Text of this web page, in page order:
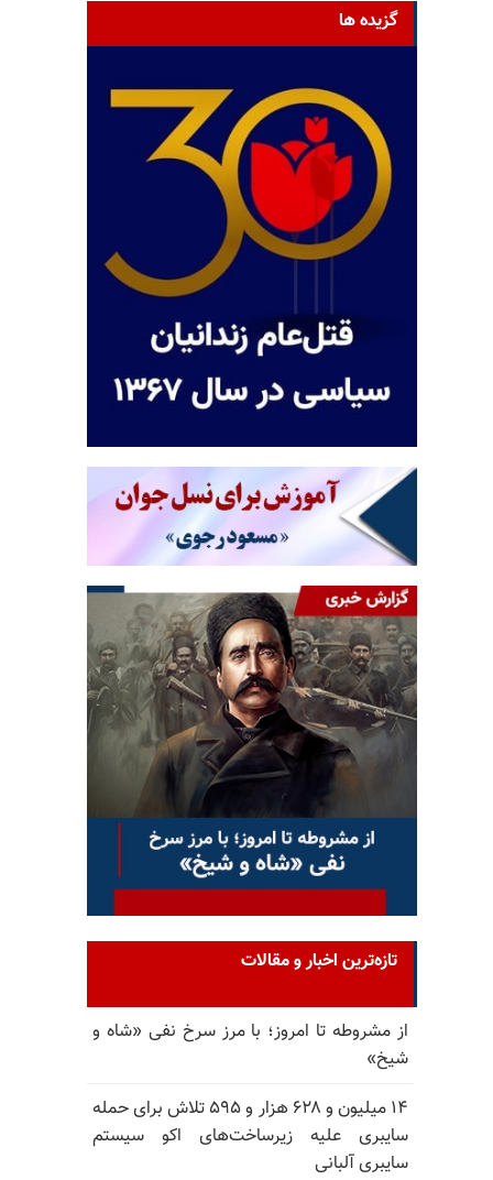
گزیده ها
تازه‌ترین اخبار و مقالات
از مشروطه تا امروز؛ با مرز سرخ نفی «شاه و
شیخ»
۱۴ میلیون و ۶۲۸ هزار و ۵۹۵ تلاش برای حمله
سایبری علیه زیرساخت‌های اکو سیستم
سایبری آلبانی